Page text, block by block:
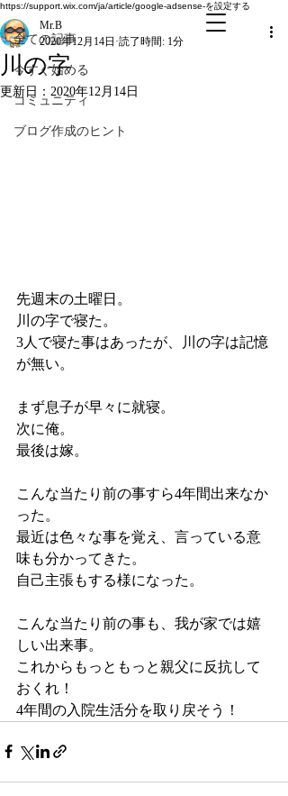
https://support.wix.com/ja/article/google-adsense-を設定する
全ての記事
今すぐ始める
コミュニティ
ブログ作成のヒント
川の字
Mr.B
2020年12月14日 読了時間: 1分
更新日： 2020年12月14日
先週末の土曜日。
川の字で寝た。
3人で寝た事はあったが、川の字は記憶
が無い。
まず息子が早々に就寝。
次に俺。
最後は嫁。
こんな当たり前の事すら4年間出来なか
った。
最近は色々な事を覚え、言っている意
味も分かってきた。
自己主張もする様になった。
こんな当たり前の事も、我が家では嬉
しい出来事。
これからもっともっと親父に反抗して
おくれ！
4年間の入院生活分を取り戻そう！